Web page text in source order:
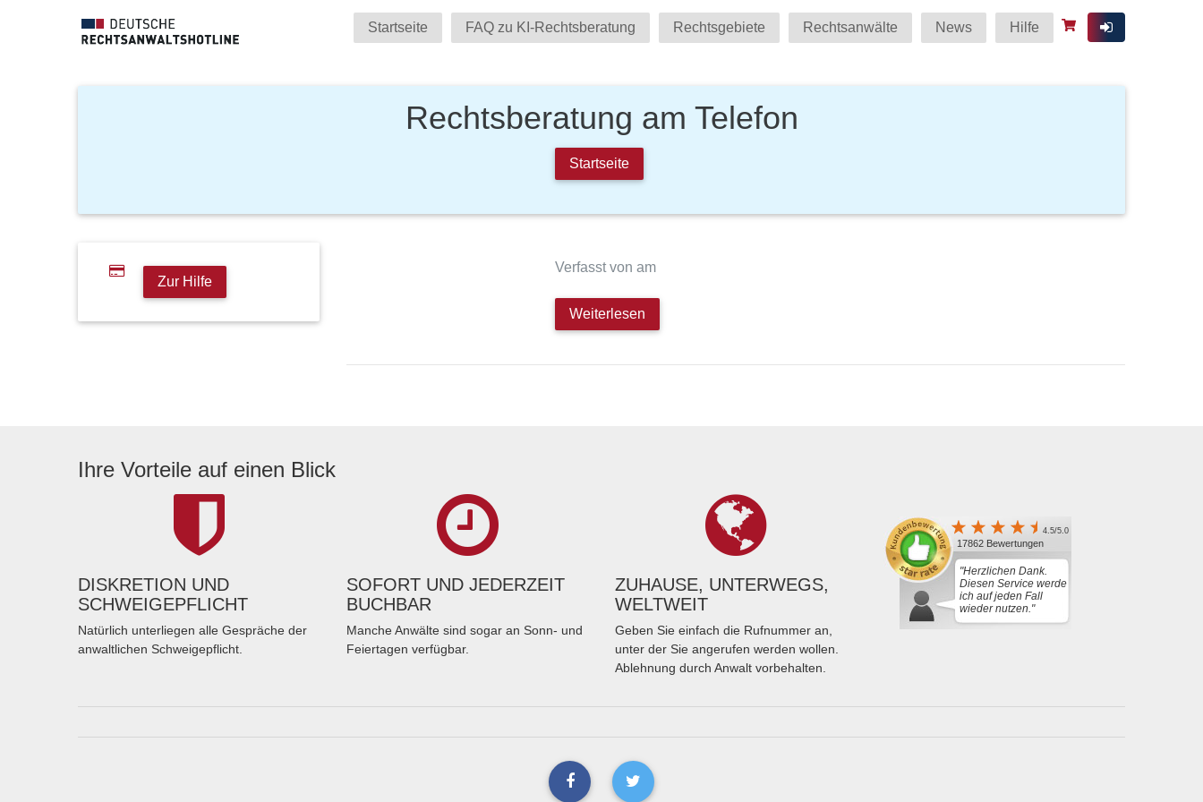
Startseite FAQ zu KI-Rechtsberatung Rechtsgebiete Rechtsanwälte News Hilfe
Rechtsberatung am Telefon
Startseite
Zur Hilfe
Verfasst von am
Weiterlesen
Ihre Vorteile auf einen Blick
DISKRETION UND
SCHWEIGEPFLICHT
Natürlich unterliegen alle Gespräche der
anwaltlichen Schweigepflicht.
SOFORT UND JEDERZEIT
BUCHBAR
Manche Anwälte sind sogar an Sonn- und
Feiertagen verfügbar.
ZUHAUSE, UNTERWEGS,
WELTWEIT
Geben Sie einfach die Rufnummer an,
unter der Sie angerufen werden wollen.
Ablehnung durch Anwalt vorbehalten.
4.5/5.0
17862 Bewertungen
"Herzlichen Dank.
Diesen Service werde
ich auf jeden Fall
wieder nutzen."